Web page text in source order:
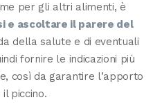
per gli altri alimenti, è
e ascoltare il parere del
della salute e di eventuali
fornire le indicazioni più
così da garantire l’apporto
piccino.